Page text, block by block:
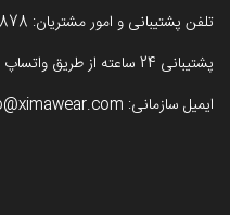
تلفن پشتیبانی و امور مشتریان:
پشتیبانی 24 ساعته از طریق واتساپ
ایمیل سازمانی: